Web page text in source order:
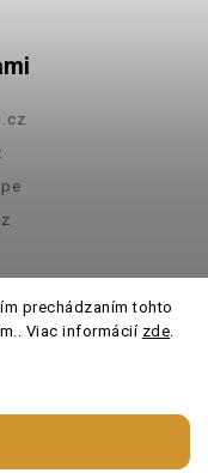
prechádzaním tohto
Viac informácií zde.
14:00
vyhradené.